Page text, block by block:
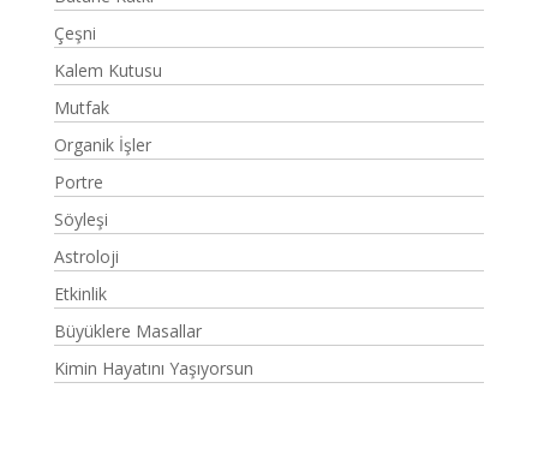
Çeşni
Kalem Kutusu
Mutfak
Organik İşler
Portre
Söyleşi
Astroloji
Etkinlik
Büyüklere Masallar
Kimin Hayatını Yaşıyorsun